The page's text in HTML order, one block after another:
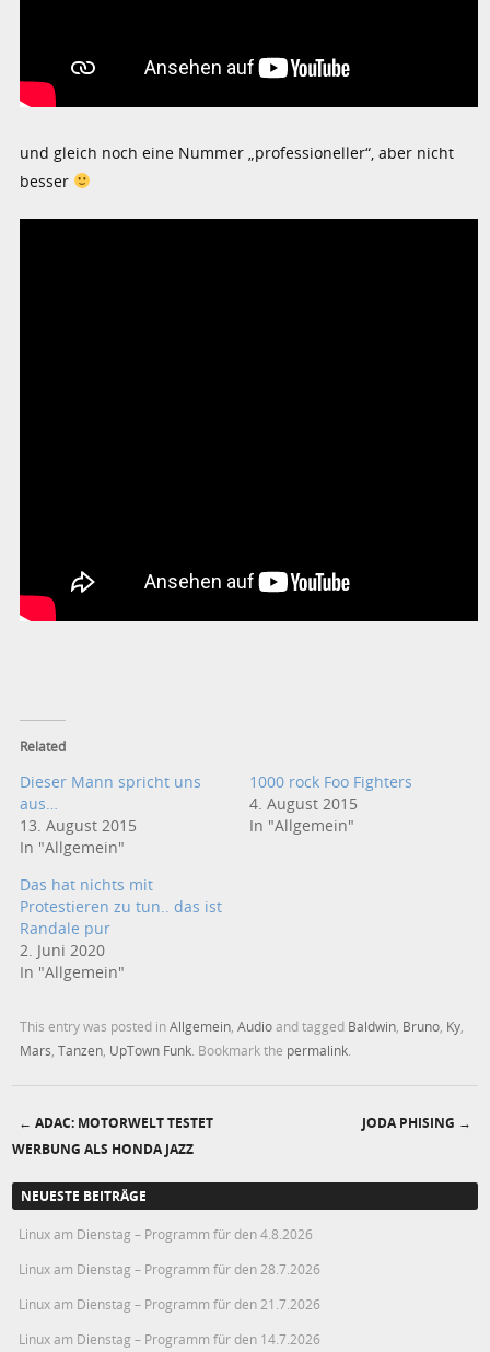
und gleich noch eine Nummer „professioneller“, aber nicht
besser
Related
Dieser Mann spricht uns
aus…
13. August 2015
In "Allgemein"
1000 rock Foo Fighters
4. August 2015
In "Allgemein"
Das hat nichts mit
Protestieren zu tun.. das ist
Randale pur
2. Juni 2020
In "Allgemein"
This entry was posted inAllgemein ,Audioand tagged Baldwin Bruno Ky
Mars ,Tanzen UpTown Funk . Bookmark the permalink
Post navigation
← ADAC: MOTORWELT TESTET
WERBUNG ALS HONDA JAZZ
JODA PHISING →
NEUESTE BEITRÄGE
Linux am Dienstag – Programm für den 4.8.2026
Linux am Dienstag – Programm für den 28.7.2026
Linux am Dienstag – Programm für den 21.7.2026
Linux am Dienstag – Programm für den 14.7.2026